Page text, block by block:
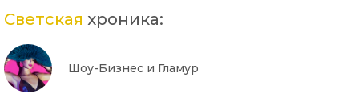
Светская хроника:
Шоу-Бизнес и Гламур